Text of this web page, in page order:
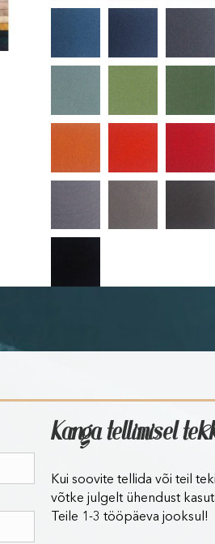
Kanga tellimisel
Kui soovite tellida või teil
võtke julgelt ühendust
Teile 1-3 tööpäeva jooksul!